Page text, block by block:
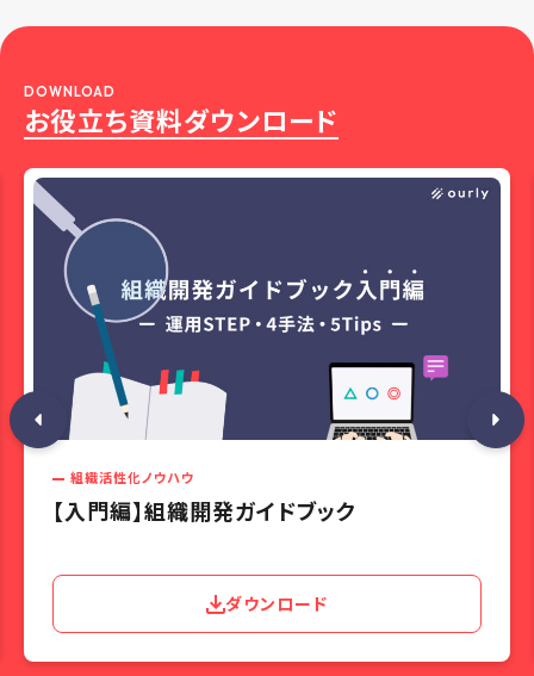
お役立ち資料ダウンロード
DOWNLOAD
組織活性化ノウハウ
【入門編】組織開発ガイドブック
ダウンロード